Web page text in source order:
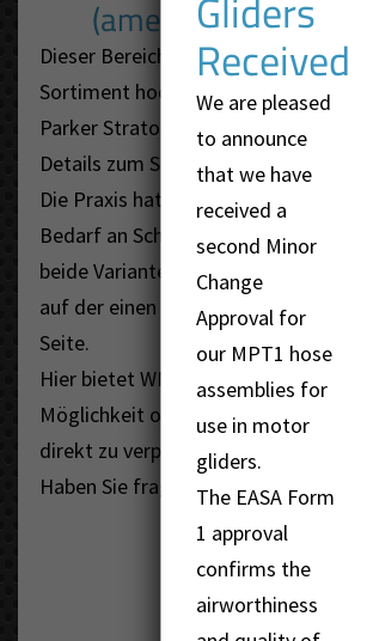
(amerikanisches
Dieser Bereich wird durch unser
Sortiment hochwertiger
Parker Stratoflex abgedeckt.
Details zum Sortiment finden Sie
Die Praxis hat gezeigt, dass immer
Bedarf an Schlauchleitungen
beide Varianten von Fittings
auf der einen sowie zöllisch auf der
Seite.
Hier bietet WMT mit dem MPT1
Möglichkeit ohne weitere Adapter
direkt zu verpressen.
Haben Sie fragen? Dann sprechen
Received
We are pleased
to announce
that we have
received a
second Minor
Change
Approval for
our MPT1 hose
assemblies for
use in motor
gliders.
The EASA Form
1 approval
confirms the
airworthiness